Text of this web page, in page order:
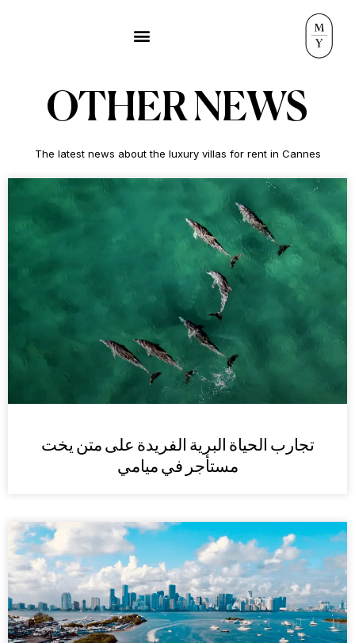
OTHER NEWS
The latest news about the luxury villas for rent in Cannes
تجارب الحياة البرية الفريدة على متن يخت
مستأجر في ميامي